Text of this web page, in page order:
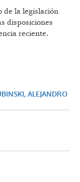
de la legislación
disposiciones
reciente.
ALEJANDRO